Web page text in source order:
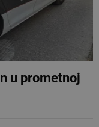
u prometnoj